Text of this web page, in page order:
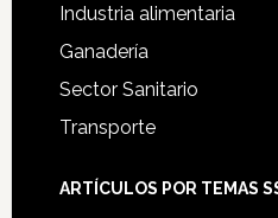
Industria alimentaria
Ganadería
Sector Sanitario
Transporte
ARTÍCULOS POR TEMAS